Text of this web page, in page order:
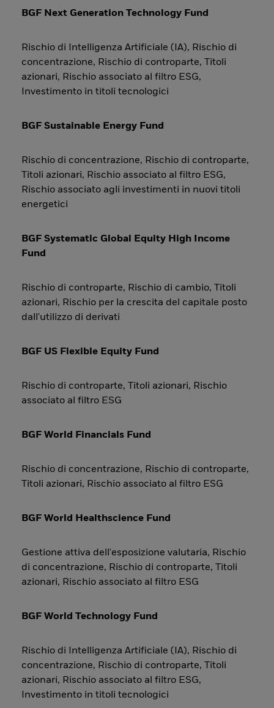
BGF Next Generation Technology Fund
Rischio di Intelligenza Artificiale (IA), Rischio di
concentrazione, Rischio di controparte, Titoli
azionari, Rischio associato al filtro ESG,
Investimento in titoli tecnologici
BGF Sustainable Energy Fund
Rischio di concentrazione, Rischio di controparte,
Titoli azionari, Rischio associato al filtro ESG,
Rischio associato agli investimenti in nuovi titoli
energetici
BGF Systematic Global Equity High Income
Fund
Rischio di controparte, Rischio di cambio, Titoli
azionari, Rischio per la crescita del capitale posto
dall'utilizzo di derivati
BGF US Flexible Equity Fund
Rischio di controparte, Titoli azionari, Rischio
associato al filtro ESG
BGF World Financials Fund
Rischio di concentrazione, Rischio di controparte,
Titoli azionari, Rischio associato al filtro ESG
BGF World Healthscience Fund
Gestione attiva dell'esposizione valutaria, Rischio
di concentrazione, Rischio di controparte, Titoli
azionari, Rischio associato al filtro ESG
BGF World Technology Fund
Rischio di Intelligenza Artificiale (IA), Rischio di
concentrazione, Rischio di controparte, Titoli
azionari, Rischio associato al filtro ESG,
Investimento in titoli tecnologici